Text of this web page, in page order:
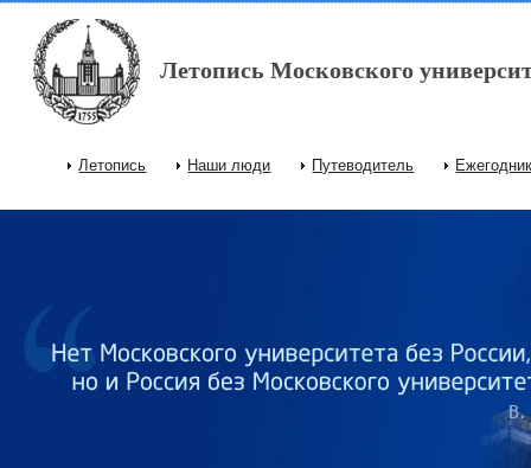
Перейти к основному содержанию
Летопись Московского
Главное меню
Летопись Наши люди Путеводитель